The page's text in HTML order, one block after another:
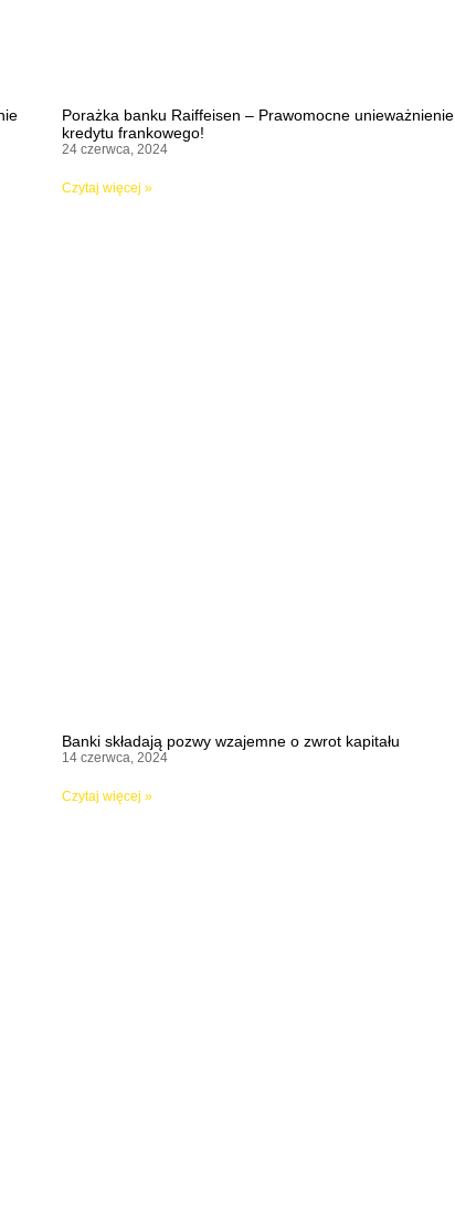
Porażka banku Raiffeisen – Prawomocne unieważnienie
kredytu frankowego!
24 czerwca, 2024
Czytaj więcej »
Banki składają pozwy wzajemne o zwrot kapitału
14 czerwca, 2024
Czytaj więcej »